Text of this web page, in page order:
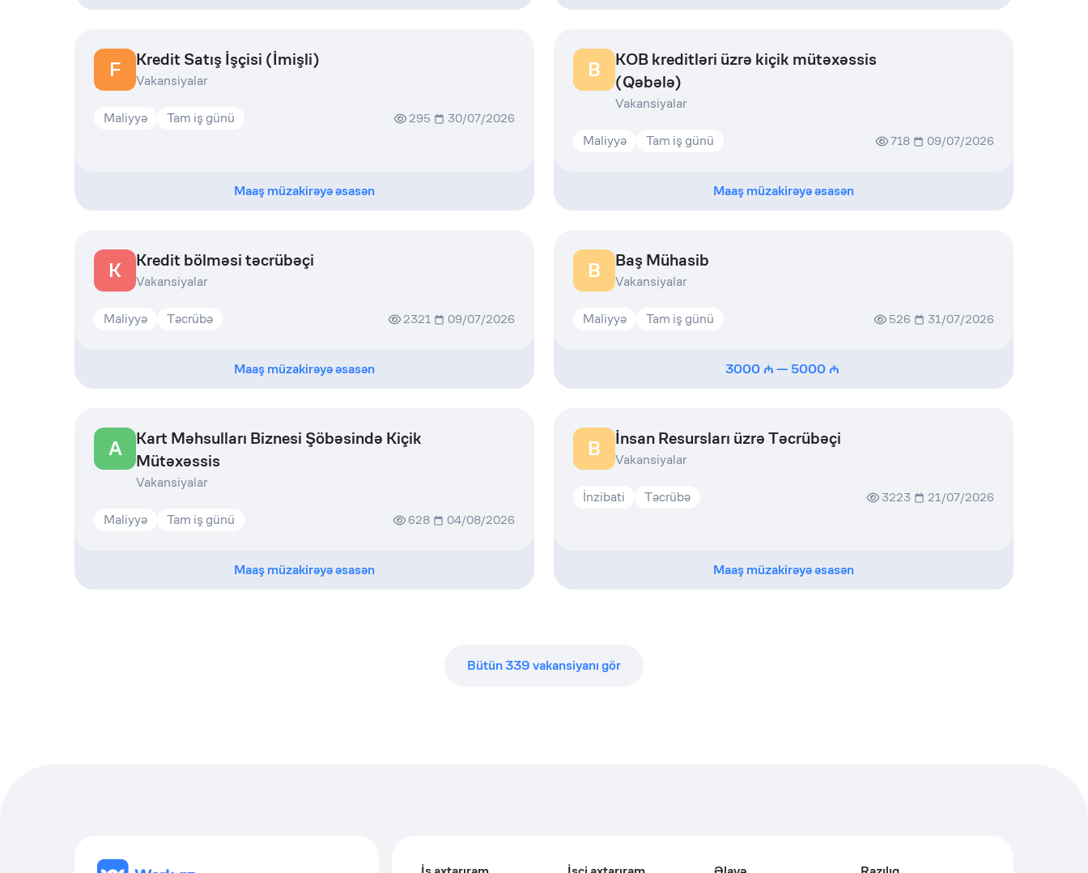
F Kredit Satış İşçisi (İmişli)
Vakansiyalar
Maliyyə Tam iş günü 295 30/07/2026
Maaş müzakirəyə əsasən
B
KOB kreditləri üzrə kiçik mütəxəssis
(Qəbələ)
Vakansiyalar
Maliyyə Tam iş günü 718 09/07/2026
Maaş müzakirəyə əsasən
K Kredit bölməsi təcrübəçi
Vakansiyalar
Maliyyə Təcrübə 2321 09/07/2026
Maaş müzakirəyə əsasən
B Baş Mühasib
Vakansiyalar
Maliyyə Tam iş günü 526 31/07/2026
3000 — 5000
A
Kart Məhsulları Biznesi Şöbəsində Kiçik
Mütəxəssis
Vakansiyalar
Maliyyə Tam iş günü 628 04/08/2026
Maaş müzakirəyə əsasən
B İnsan Resursları üzrə Təcrübəçi
Vakansiyalar
İnzibati Təcrübə 3223 21/07/2026
Maaş müzakirəyə əsasən
Bütün339vakansiyanı gör